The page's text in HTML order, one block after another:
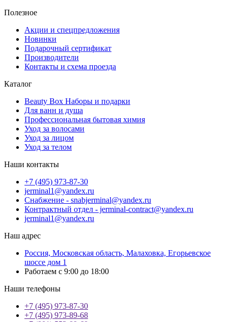
Полезное
Акции и спецпредложения
Новинки
Подарочный сертификат
Производители
Контакты и схема проезда
Каталог
Beauty Box Наборы и подарки
Для ванн и душа
Профессиональная бытовая химия
Уход за волосами
Уход за лицом
Уход за телом
Наши контакты
+7 (495) 973-87-30
jerminal1@yandex.ru
Снабжение - snabjerminal@yandex.ru
Контрактный отдел - jerminal-contract@yandex.ru
jerminal1@yandex.ru
Наш адрес
Россия, Московская область, Малаховка, Егорьевское
шоссе дом 1
Работаем с 9:00 до 18:00
Наши телефоны
+7 (495) 973-87-30
+7 (495) 973-89-68